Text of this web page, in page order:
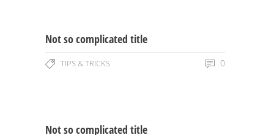
Not so complicated title
TIPS & TRICKS 0
Not so complicated title